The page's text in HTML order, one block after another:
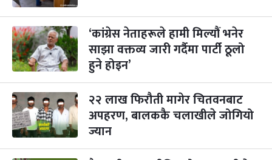
२३
सोम
गाई पूजा
कार्तिक २३, २०८३-Nov 9, 2026
२४
मंगल
गोरुपुजा
कार्तिक २४, २०८३ -Nov 10, 2026
३ महिना बाँकी
२५
बुध
भाइटीका
कार्तिक २५, २०८३ -Nov 11, 2026
३ महिना बाँकी
२९
आइत
छठपर्व
कार्तिक २९, २०८३-Nov 15, 2026
‘कांग्रेस नेताहरूले हामी मिल्यौं भनेर
साझा वक्तव्य जारी गर्दैमा पार्टी ठूलो
हुने होइन’
२२ लाख फिरौती मागेर चितवनबाट
अपहरण, बालककै चलाखीले जोगियो
ज्यान